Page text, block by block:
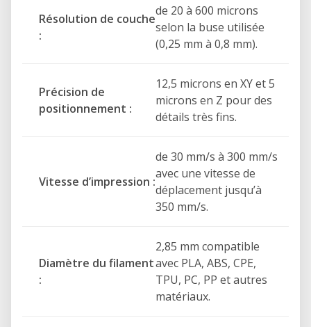
Résolution de couche
:
de 20 à 600 microns
selon la buse utilisée
(0,25 mm à 0,8 mm).
Précision de
positionnement :
12,5 microns en XY et 5
microns en Z pour des
détails très fins.
Vitesse d’impression :
de 30 mm/s à 300 mm/s
avec une vitesse de
déplacement jusqu’à
350 mm/s.
Diamètre du filament
:
2,85 mm compatible
avec PLA, ABS, CPE,
TPU, PC, PP et autres
matériaux.